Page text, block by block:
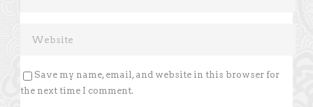
Save my name, email, and website in this browser for
the next time I comment.